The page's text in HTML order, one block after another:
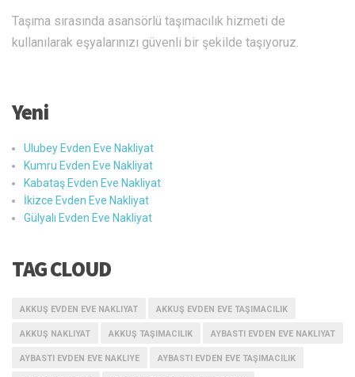
Taşıma sırasında asansörlü taşımacılık hizmeti de
kullanılarak eşyalarınızı güvenli bir şekilde taşıyoruz.
Yeni
Ulubey Evden Eve Nakliyat
Kumru Evden Eve Nakliyat
Kabataş Evden Eve Nakliyat
İkizce Evden Eve Nakliyat
Gülyalı Evden Eve Nakliyat
TAG CLOUD
AKKUŞ EVDEN EVE NAKLIYAT AKKUŞ EVDEN EVE TAŞIMACILIK
AKKUŞ NAKLIYAT AKKUŞ TAŞIMACILIK AYBASTI EVDEN EVE NAKLIYAT
AYBASTI EVDEN EVE NAKLIYE AYBASTI EVDEN EVE TAŞIMACILIK